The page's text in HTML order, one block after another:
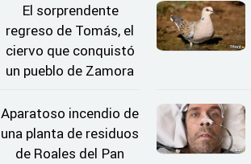
El sorprendente
regreso de Tomás, el
ciervo que conquistó
un pueblo de Zamora
Aparatoso incendio de
una planta de residuos
de Roales del Pan